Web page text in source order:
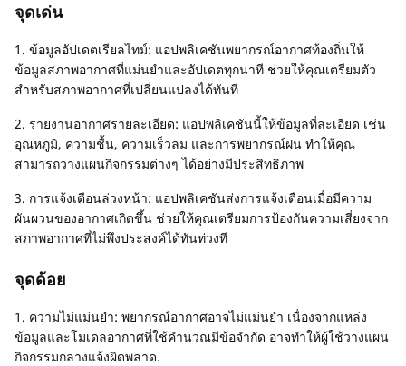
จุดเด่น
1. ข้อมูลอัปเดตเรียลไทม์: แอปพลิเคชันพยากรณ์อากาศท้องถิ่นให้
ข้อมูลสภาพอากาศที่แม่นยำและอัปเดตทุกนาที ช่วยให้คุณเตรียมตัว
สำหรับสภาพอากาศที่เปลี่ยนแปลงได้ทันที
2. รายงานอากาศรายละเอียด: แอปพลิเคชันนี้ให้ข้อมูลที่ละเอียด เช่น
อุณหภูมิ, ความชื้น, ความเร็วลม และการพยากรณ์ฝน ทำให้คุณ
สามารถวางแผนกิจกรรมต่างๆ ได้อย่างมีประสิทธิภาพ
3. การแจ้งเตือนล่วงหน้า: แอปพลิเคชันส่งการแจ้งเตือนเมื่อมีความ
ผันผวนของอากาศเกิดขึ้น ช่วยให้คุณเตรียมการป้องกันความเสี่ยงจาก
สภาพอากาศที่ไม่พึงประสงค์ได้ทันท่วงที
จุดด้อย
1. ความไม่แม่นยำ: พยากรณ์อากาศอาจไม่แม่นยำ เนื่องจากแหล่ง
ข้อมูลและโมเดลอากาศที่ใช้คำนวณมีข้อจำกัด อาจทำให้ผู้ใช้วางแผน
กิจกรรมกลางแจ้งผิดพลาด.